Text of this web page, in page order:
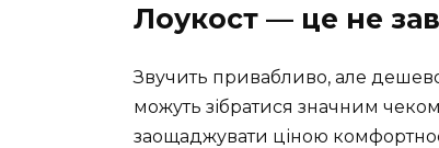
Лоукост — це не
Звучить привабливо, але
можуть зібратися значним
заощаджувати ціною